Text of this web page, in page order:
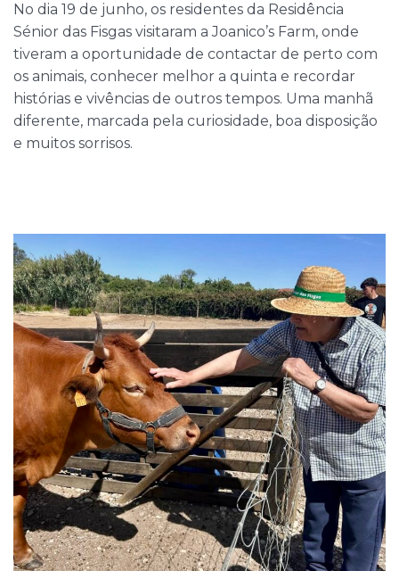
No dia 19 de junho, os residentes da Residência
Sénior das Fisgas visitaram a Joanico’s Farm, onde
tiveram a oportunidade de contactar de perto com
os animais, conhecer melhor a quinta e recordar
histórias e vivências de outros tempos. Uma manhã
diferente, marcada pela curiosidade, boa disposição
e muitos sorrisos.